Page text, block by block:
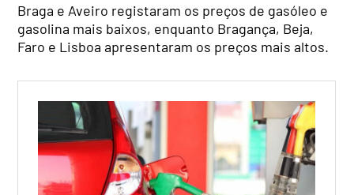
Braga e Aveiro registaram os preços de gasóleo e
gasolina mais baixos, enquanto Bragança, Beja,
Faro e Lisboa apresentaram os preços mais altos.